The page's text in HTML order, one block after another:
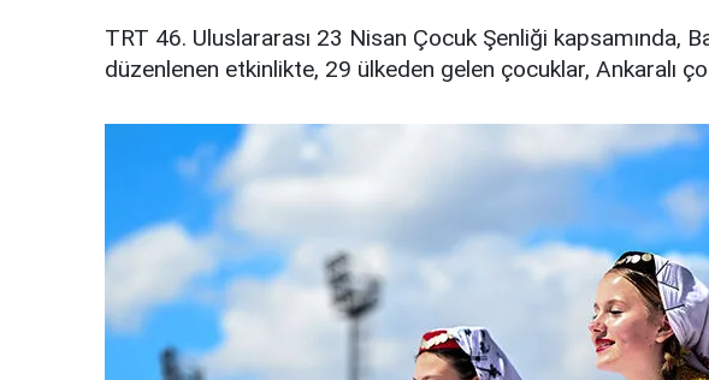
TRT 46. Uluslararası 23 Nisan Çocuk Şenliği kapsamında,
düzenlenen etkinlikte, 29 ülkeden gelen çocuklar, Ankaralı